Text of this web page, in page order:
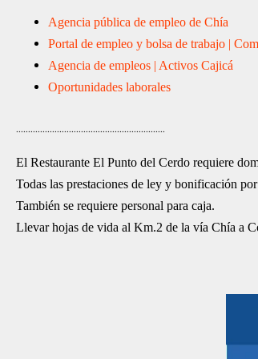
Agencia pública de empleo de Chía
Portal de empleo y bolsa de trabajo |
Agencia de empleos | Activos Cajicá
Oportunidades laborales
..............................................................
El Restaurante El Punto del Cerdo requiere
Todas las prestaciones de ley y bonificación
También se requiere personal para caja.
Llevar hojas de vida al Km.2 de la vía Chía a